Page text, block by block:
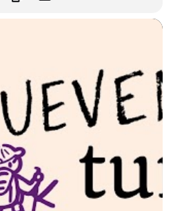
Regnbuevenn tlf. 94 00 36
vei 2, 0287 Oslo